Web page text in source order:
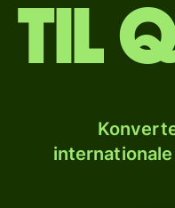
til